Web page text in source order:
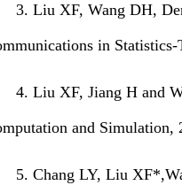
3. Liu XF, Wang DH,
in
4. Liu XF, Jiang H and
and Simulation,
5. Chang LY, Liu